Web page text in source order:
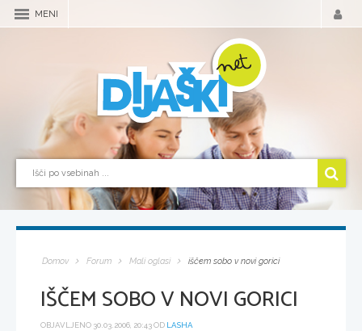
MENI
Domov Forum Mali oglasi iščem sobo v novi gorici
IŠČEM SOBO V NOVI GORICI
OBJAVLJENO 30.03.2006, 20:43 OD LASHA